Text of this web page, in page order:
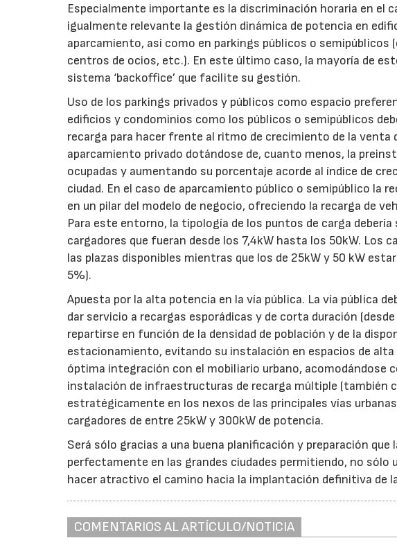
Especialmente importante es la discriminación horaria en el
igualmente relevante la gestión dinámica de potencia en
aparcamiento, así como en parkings públicos o semipúblicos
centros de ocios, etc.). En este último caso, la mayoría de
sistema ‘backoffice’ que facilite su gestión.
Uso de los parkings privados y públicos como espacio
edificios y condominios como los públicos o semipúblicos
recarga para hacer frente al ritmo de crecimiento de la venta
aparcamiento privado dotándose de, cuanto menos, la
ocupadas y aumentando su porcentaje acorde al índice de
ciudad. En el caso de aparcamiento público o semipúblico la
en un pilar del modelo de negocio, ofreciendo la recarga de
Para este entorno, la tipología de los puntos de carga
cargadores que fueran desde los 7,4kW hasta los 50kW. Los
las plazas disponibles mientras que los de 25kW y 50 kW
5%).
Apuesta por la alta potencia en la vía pública. La vía pública
dar servicio a recargas esporádicas y de corta duración
repartirse en función de la densidad de población y de la
estacionamiento, evitando su instalación en espacios de
óptima integración con el mobiliario urbano, acomodándose
instalación de infraestructuras de recarga múltiple (también
estratégicamente en los nexos de las principales vías
cargadores de entre 25kW y 300kW de potencia.
Será sólo gracias a una buena planificación y preparación
perfectamente en las grandes ciudades permitiendo, no sólo
hacer atractivo el camino hacia la implantación definitiva de
COMENTARIOS AL ARTÍCULO/NOTICIA